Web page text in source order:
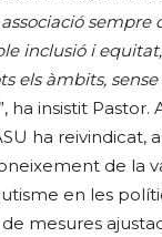
inclusió i
els àmbits,
ha insistit Pastor.
ha reivindicat,
de la
en les
mesures